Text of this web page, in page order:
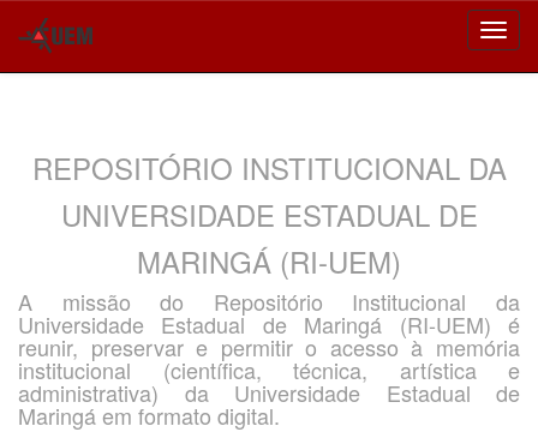
REPOSITÓRIO INSTITUCIONAL DA
UNIVERSIDADE ESTADUAL DE
MARINGÁ (RI-UEM)
A missão do Repositório Institucional da
Universidade Estadual de Maringá (RI-UEM) é
reunir, preservar e permitir o acesso à memória
institucional (científica, técnica, artística e
administrativa) da Universidade Estadual de
Maringá em formato digital.